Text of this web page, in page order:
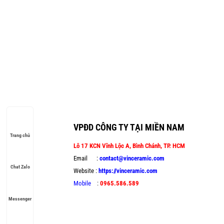
VPĐD CÔNG TY TẠI MIỀN NAM
Lô 17 KCN Vĩnh Lộc A, Bình Chánh, TP. HCM
Email : contact@vinceramic.com
Website : https://vinceramic.com
Mobile : 0965.586.589
Trang chủ
Chat Zalo
Messenger